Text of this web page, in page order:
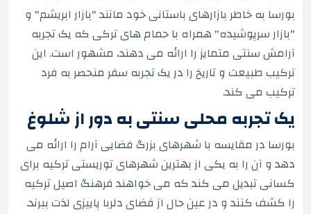
بورسا به خاطر بازارهای باستانی خود مانند "بازار ابریشم" و
"بازار سرپوشیده" همراه با حمام های ترکی که یک تجربه
آرامش سنتی متمایز را ارائه می دهند، مشهور است. این
ترکیب طبیعت و تاریخ را در یک تجربه سفر منحصر به فرد
ترکیب می کند.
یک تجربه محلی سنتی به دور از شلوغ
بورسا در مقایسه با شهرهای بزرگ فضایی آرام را ارائه می
دهد و آن را به یکی از بهترین شهرهای توریستی ترکیه برای
کسانی تبدیل می کند که می خواهند فرهنگ اصیل ترکیه
را کشف کنند و در عین حال از فضای دلربا پاییزی لذت ببرند.